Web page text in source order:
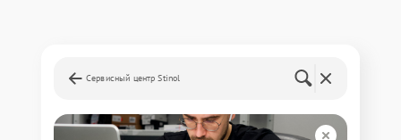
Сервисный центр Stinol